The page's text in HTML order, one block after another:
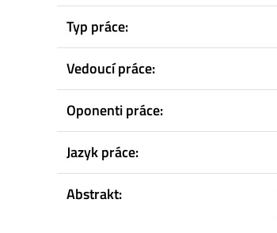
Typ práce:
Vedoucí práce:
Oponenti práce:
Jazyk práce:
Abstrakt: